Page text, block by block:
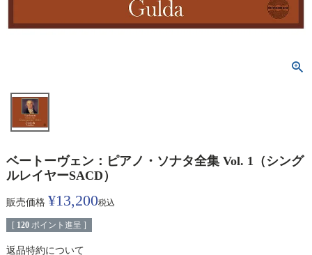
ベートーヴェン：ピアノ・ソナタ全集 Vol. 1（シング
ルレイヤーSACD）
販売価格 ¥13,200税込
[ 120 ポイント進呈 ]
返品特約について